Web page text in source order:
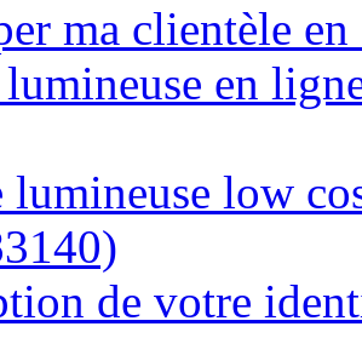
ma clientèle
lumineuse en
lumineuse low
de votre